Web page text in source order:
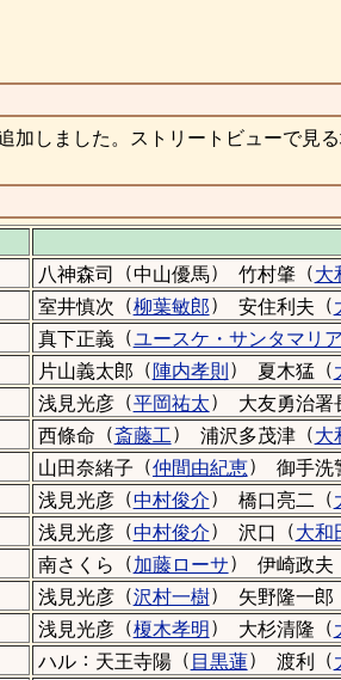
加しました。ストリートビューで見
八神森司 （中山優馬） 竹村肇（大
室井慎次 （柳葉敏郎） 安住利夫 （
真下正義（ユースケ・サンタマリア
片山義太郎 （ 陣内孝則 ） 夏木猛（
浅見光彦（平岡祐太） 大友勇治署
西條命 （斎藤工） 浦沢多茂津（大
山田奈緒子 （仲間由紀恵） 御手洗
浅見光彦（中村俊介） 橋口亮二 （
浅見光彦（中村俊介） 沢口 （大和
南さくら （加藤ローサ） 伊崎政夫
浅見光彦（沢村一樹） 矢野隆一郎
浅見光彦（榎木孝明 ） 大杉清隆 （
ハル： 天王寺陽（ 目黒蓮） 渡利 （